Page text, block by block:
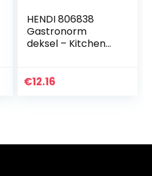
HENDI 806838
Gastronorm
deksel – Kitchen
€12.16